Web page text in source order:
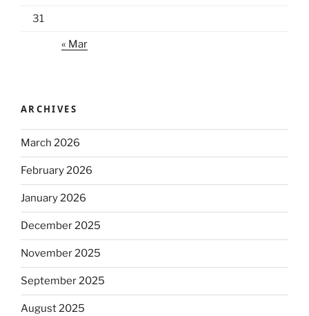
31
« Mar
ARCHIVES
March 2026
February 2026
January 2026
December 2025
November 2025
September 2025
August 2025